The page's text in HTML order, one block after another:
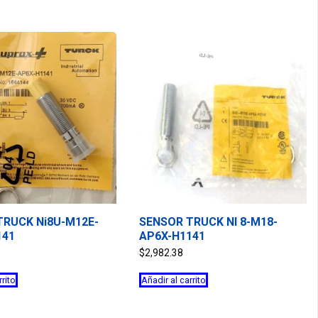
Ni8U-M12E-
SENSOR TRUCK NI 8-M18-
AP6X-H1141
$2,982.38
Añadir al carrito